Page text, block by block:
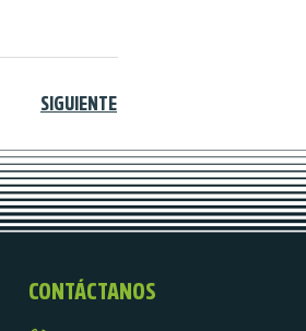
SIGUIENTE
CONTÁCTANOS